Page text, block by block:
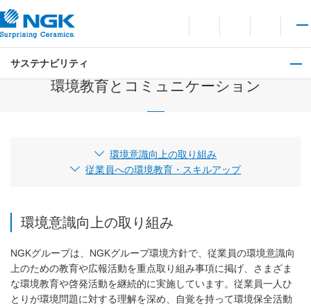
言語切り替えメニュー
サイト内検索を開
お問い合わせ
メイ
サステナビリティ
環境教育とコミュニケーション
環境意識向上の取り組み
従業員への環境教育・スキルアップ
環境意識向上の取り組み
NGKグループは、NGKグループ環境方針で、従業員の環境意識向
上のための教育や広報活動を重点取り組み事項に掲げ、さまざま
な環境教育や啓発活動を継続的に実施しています。従業員一人ひ
とりが環境問題に対する理解を深め、自覚を持って環境保全活動